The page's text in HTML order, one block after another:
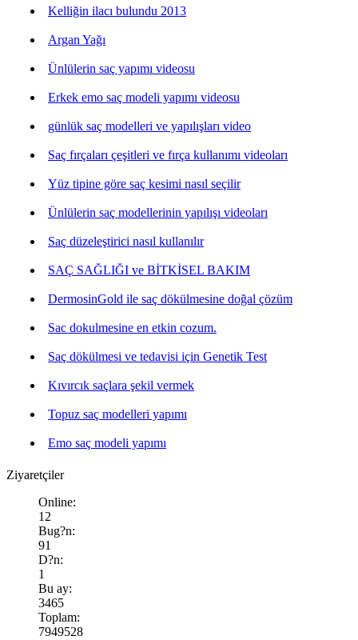
Kelliğin ilacı bulundu 2013
Argan Yağı
Ünlülerin saç yapımı videosu
Erkek emo saç modeli yapımı videosu
günlük saç modelleri ve yapılışları video
Saç fırçaları çeşitleri ve fırça kullanımı videoları
Yüz tipine göre saç kesimi nasıl seçilir
Ünlülerin saç modellerinin yapılışı videoları
Saç düzeleştirici nasıl kullanılır
SAÇ SAĞLIĞI ve BİTKİSEL BAKIM
DermosinGold ile saç dökülmesine doğal çözüm
Sac dokulmesine en etkin cozum.
Saç dökülmesi ve tedavisi için Genetik Test
Kıvırcık saçlara şekil vermek
Topuz saç modelleri yapımı
Emo saç modeli yapımı
Ziyaretçiler
Online:
12
Bug?n:
91
D?n:
1
Bu ay:
3465
Toplam:
7949528